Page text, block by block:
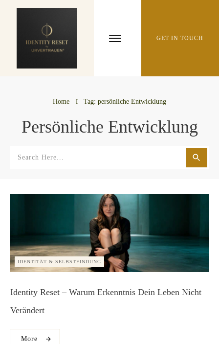
GET IN TOUCH
Home I Tag: persönliche Entwicklung
Persönliche Entwicklung
IDENTITÄT & SELBSTFINDUNG
Identity Reset – Warum Erkenntnis Dein Leben Nicht
Verändert
More